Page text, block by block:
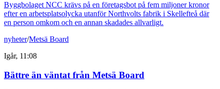
Byggbolaget NCC krävs på en företagsbot på fem miljoner kronor
efter en arbetsplatsolycka utanför Northvolts fabrik i Skellefteå där
en person omkom och en annan skadades allvarligt.
nyheter/Metsä Board
Igår, 11:08
Bättre än väntat från Metsä Board